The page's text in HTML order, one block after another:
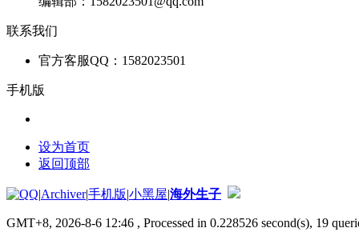
联系我们
官方客服QQ：1582023501
手机版
设为首页
返回顶部
|Archiver|手机版|小黑屋|海外生子
GMT+8, 2026-8-6 12:46 , Processed in 0.228526 second(s), 19